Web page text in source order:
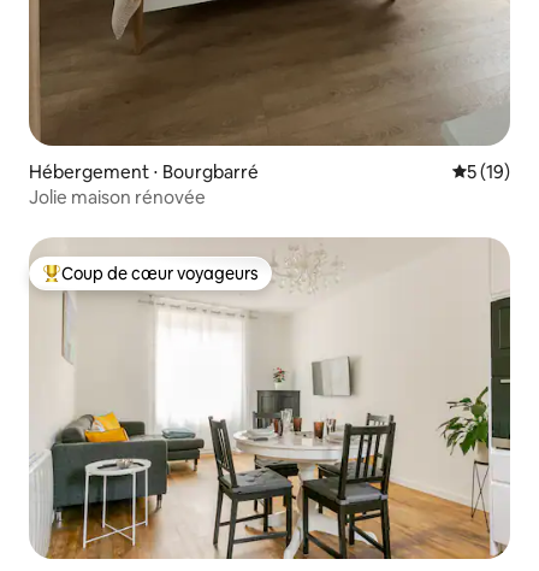
Hébergement ⋅ Bourgbarré
5 (19)
Jolie maison rénovée
Coups de cœur voyageurs les plus appréciés
Coup de cœur voyageurs